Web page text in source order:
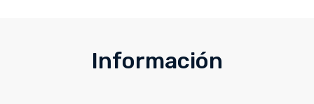
Información